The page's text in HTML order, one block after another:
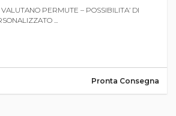
PERMUTE – POSSIBILITA’ DI
...
Pronta Consegna